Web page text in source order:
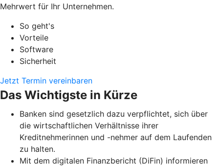
Mehrwert für Ihr Unternehmen.
So geht's
Vorteile
Software
Sicherheit
Jetzt Termin vereinbaren
Das Wichtigste in Kürze
Banken sind gesetzlich dazu verpflichtet, sich über
die wirtschaftlichen Verhältnisse ihrer
Kreditnehmerinnen und -nehmer auf dem Laufenden
zu halten.
Mit dem digitalen Finanzbericht (DiFin) informieren